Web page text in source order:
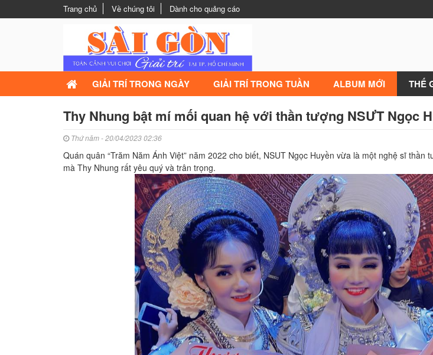
Trang chủ Về chúng tôi Dành cho quảng cáo
GIẢI TRÍ TRONG NGÀY GIẢI TRÍ TRONG TUẦN ALBUM MỚI THẾ
Thy Nhung bật mí mối quan hệ với thần tượng NSƯT Ngọc
Thứ năm - 20/04/2023 02:36
Quán quân “Trăm Năm Ánh Việt” năm 2022 cho biết, NSUT Ngọc Huyền vừa là một nghệ sĩ thần
mà Thy Nhung rất yêu quý và trân trọng.